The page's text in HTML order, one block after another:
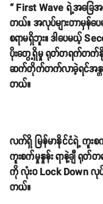
“ First Wave ရဲ့အခြေ
တယ်။ အလုပ်များတာမှန်
စရာမရှိဘူး။ ဒါပေမယ့်
ပိုးတွေ့ရှိမှု ရုတ်တရက်တက်
ဆက်တိုက်တက်လာခဲ့ရင်အန္တရ
တယ်။
လက်ရှိ မြန်မာနိုင်ငံရဲ့ ကူး
ကူးစက်မှုနှုန်း ရာနဲ့ချီ ရု
ကို လုံး၀ Lock Down လုပ်
တယ်။